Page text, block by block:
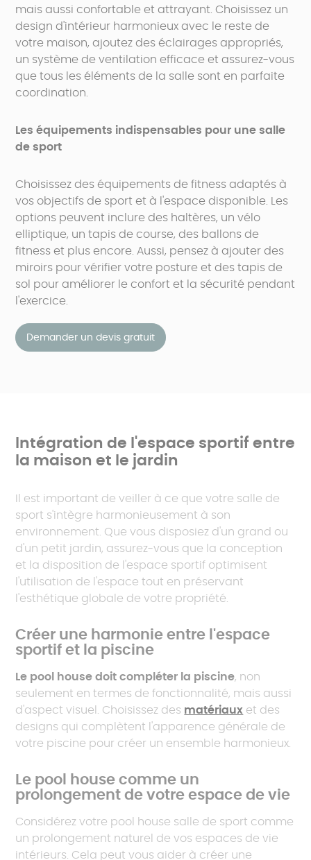
mais aussi confortable et attrayant. Choisissez un
design d'intérieur harmonieux avec le reste de
votre maison, ajoutez des éclairages appropriés,
un système de ventilation efficace et assurez-vous
que tous les éléments de la salle sont en parfaite
coordination.
Les équipements indispensables pour une salle
de sport
Choisissez des équipements de fitness adaptés à
vos objectifs de sport et à l'espace disponible. Les
options peuvent inclure des haltères, un vélo
elliptique, un tapis de course, des ballons de
fitness et plus encore. Aussi, pensez à ajouter des
miroirs pour vérifier votre posture et des tapis de
sol pour améliorer le confort et la sécurité pendant
l'exercice.
Demander un devis gratuit
Intégration de l'espace sportif entre
la maison et le jardin
Il est important de veiller à ce que votre salle de
sport s'intègre harmonieusement à son
environnement. Que vous disposiez d'un grand ou
d'un petit jardin, assurez-vous que la conception
et la disposition de l'espace sportif optimisent
l'utilisation de l'espace tout en préservant
l'esthétique globale de votre propriété.
Créer une harmonie entre l'espace
sportif et la piscine
Le pool house doit compléter la piscine, non
seulement en termes de fonctionnalité, mais aussi
d'aspect visuel. Choisissez des matériaux et des
designs qui complètent l'apparence générale de
votre piscine pour créer un ensemble harmonieux.
Le pool house comme un
prolongement de votre espace de vie
Considérez votre pool house salle de sport comme
un prolongement naturel de vos espaces de vie
intérieurs. Cela peut vous aider à créer une